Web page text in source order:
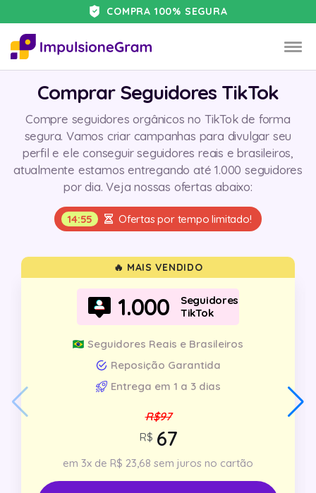
COMPRA 100% SEGURA
Comprar Seguidores TikTok
Compre seguidores orgânicos no TikTok de forma
segura. Vamos criar campanhas para divulgar seu
perfil e ele conseguir seguidores reais e brasileiros,
atualmente estamos entregando até 1.000 seguidores
por dia. Veja nossas ofertas abaixo:
14:54 Ofertas por tempo limitado!
🔥 MAIS VENDIDO
1.000
Seguidores
TikTok
Seguidores Reais e Brasileiros
Reposição Garantida
Entrega em 1 a 3 dias
R$97
R$
em 3x de R$ 23,68 sem juros no cartão